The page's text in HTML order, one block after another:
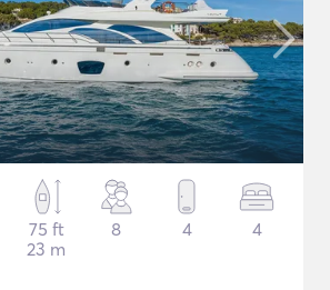
75 ft
23 m
8 4 4